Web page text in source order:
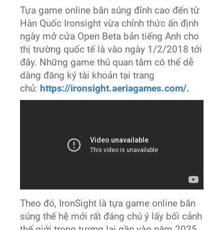
Tựa game online bắn súng đỉnh cao đến từ
Hàn Quốc Ironsight vừa chính thức ấn định
ngày mở cửa Open Beta bản tiếng Anh cho
thị trường quốc tế là vào ngày 1/2/2018 tới
đây. Những game thủ quan tâm có thể dễ
dàng đăng ký tài khoản tại trang
chủ: https://ironsight.aeriagames.com/.
Theo đó, IronSight là tựa game online bắn
súng thế hệ mới rất đáng chú ý lấy bối cảnh